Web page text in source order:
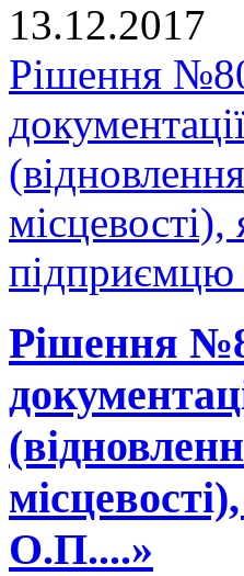
13.12.2017
Рішення
Рішення
О.П....»